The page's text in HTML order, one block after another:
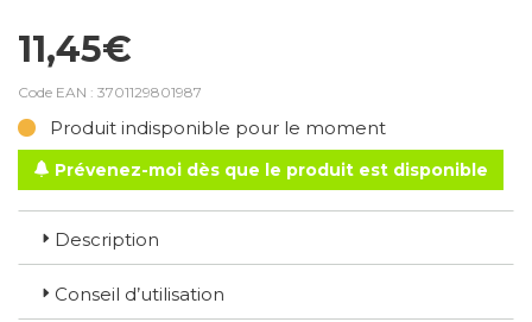
11,45€
Code EAN : 3701129801987
Produit indisponible pour le moment
Prévenez-moi dès que le produit est disponible
Description
Conseil d’utilisation